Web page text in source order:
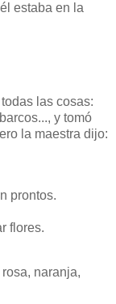
estaba en la
las cosas:
y tomó
la maestra dijo:
prontos.
flores.
naranja,